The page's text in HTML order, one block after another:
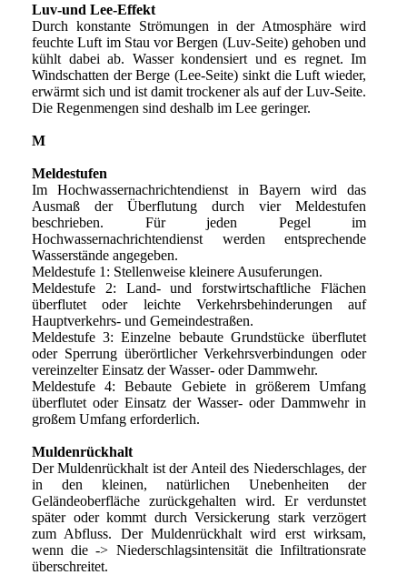
Luv-und Lee-Effekt
Durch konstante Strömungen in der Atmosphäre wird
feuchte Luft im Stau vor Bergen (Luv-Seite) gehoben und
kühlt dabei ab. Wasser kondensiert und es regnet. Im
Windschatten der Berge (Lee-Seite) sinkt die Luft wieder,
erwärmt sich und ist damit trockener als auf der Luv-Seite.
Die Regenmengen sind deshalb im Lee geringer.
M
Meldestufen
Im Hochwassernachrichtendienst in Bayern wird das
Ausmaß der Überflutung durch vier Meldestufen
beschrieben. Für jeden Pegel im
Hochwassernachrichtendienst werden entsprechende
Wasserstände angegeben.
Meldestufe 1: Stellenweise kleinere Ausuferungen.
Meldestufe 2: Land- und forstwirtschaftliche Flächen
überflutet oder leichte Verkehrsbehinderungen auf
Hauptverkehrs- und Gemeindestraßen.
Meldestufe 3: Einzelne bebaute Grundstücke überflutet
oder Sperrung überörtlicher Verkehrsverbindungen oder
vereinzelter Einsatz der Wasser- oder Dammwehr.
Meldestufe 4: Bebaute Gebiete in größerem Umfang
überflutet oder Einsatz der Wasser- oder Dammwehr in
großem Umfang erforderlich.
Muldenrückhalt
Der Muldenrückhalt ist der Anteil des Niederschlages, der
in den kleinen, natürlichen Unebenheiten der
Geländeoberfläche zurückgehalten wird. Er verdunstet
später oder kommt durch Versickerung stark verzögert
zum Abfluss. Der Muldenrückhalt wird erst wirksam,
wenn die -> Niederschlagsintensität die Infiltrationsrate
überschreitet.